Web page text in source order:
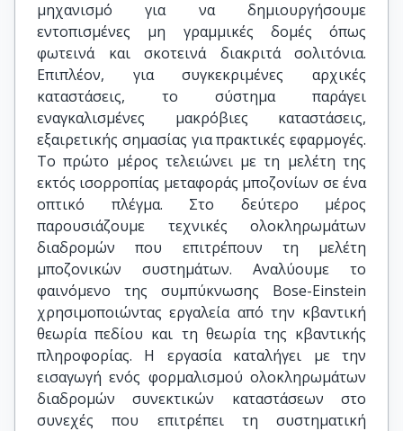
μηχανισμό για να δημιουργήσουμε
εντοπισμένες μη γραμμικές δομές όπως
φωτεινά και σκοτεινά διακριτά σολιτόνια.
Επιπλέον, για συγκεκριμένες αρχικές
καταστάσεις, το σύστημα παράγει
εναγκαλισμένες μακρόβιες καταστάσεις,
εξαιρετικής σημασίας για πρακτικές εφαρμογές.
Το πρώτο μέρος τελειώνει με τη μελέτη της
εκτός ισορροπίας μεταφοράς μποζονίων σε ένα
οπτικό πλέγμα. Στο δεύτερο μέρος
παρουσιάζουμε τεχνικές ολοκληρωμάτων
διαδρομών που επιτρέπουν τη μελέτη
μποζονικών συστημάτων. Αναλύουμε το
φαινόμενο της συμπύκνωσης Bose-Einstein
χρησιμοποιώντας εργαλεία από την κβαντική
θεωρία πεδίου και τη θεωρία της κβαντικής
πληροφορίας. Η εργασία καταλήγει με την
εισαγωγή ενός φορμαλισμού ολοκληρωμάτων
διαδρομών συνεκτικών καταστάσεων στο
συνεχές που επιτρέπει τη συστηματική